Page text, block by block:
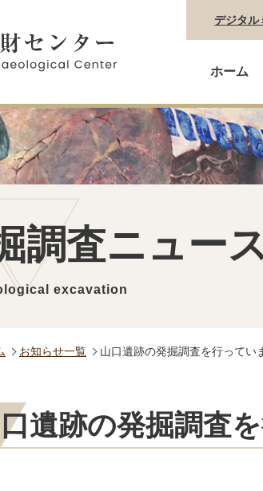
デジタル
ホーム
調査ニュー
excavation
お知らせ一覧 山口遺跡の発掘調査を行ってい
遺跡の発掘調査